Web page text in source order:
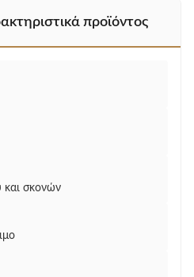
προϊόντος
σκονών